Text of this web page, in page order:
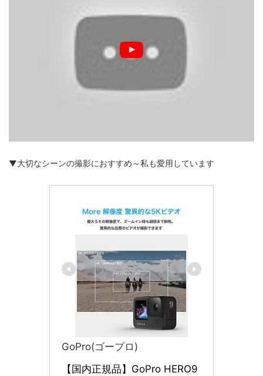
▼大切なシーンの撮影におすすめ～私も愛用しています
GoPro(ゴープロ)
【国内正規品】GoPro HERO9